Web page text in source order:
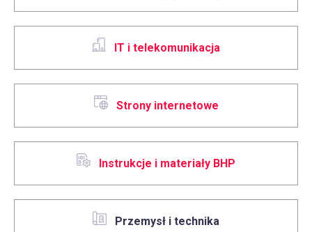
IT i telekomunikacja
Strony internetowe
Instrukcje i materiały BHP
Przemysł i technika